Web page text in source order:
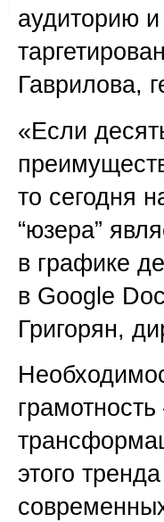
аудиторию
Гаврилова,
«Если
то сегодня
“юзера”
в графике
в Google
Григорян,
этого